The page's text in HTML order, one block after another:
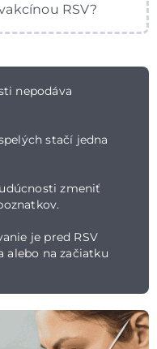
RSV?
nepodáva
stačí jedna
zmeniť
je pred RSV
alebo na začiatku